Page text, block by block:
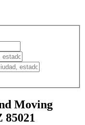
Moving
85021